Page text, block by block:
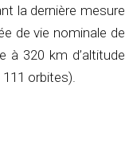
la dernière mesure
de vie nominale de
à 320 km d’altitude
orbites).